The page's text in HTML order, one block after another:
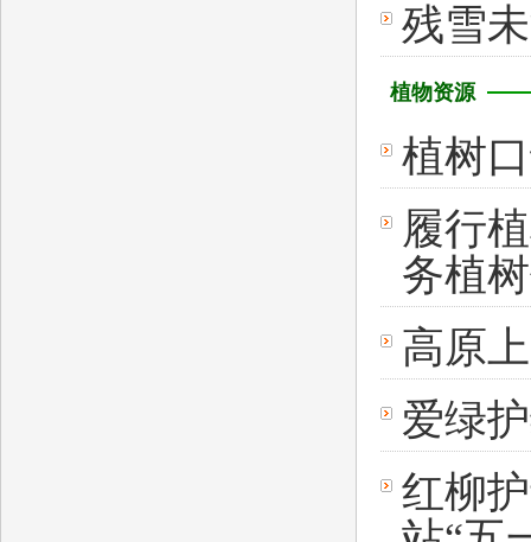
残雪
植物资源
植树
履行
务植
高原
爱绿
红柳